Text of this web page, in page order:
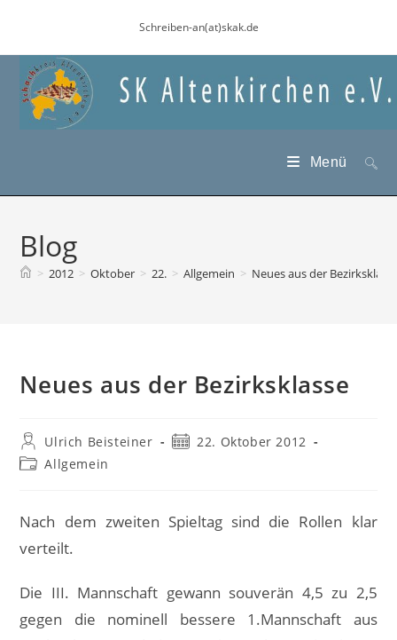
springen
Schreiben-an(at)skak.de
Menü
Blog
> 2012 > Oktober > 22. > Allgemein > Neues aus der
Neues aus der Bezirksklasse
Beitrags-
Autor:
Ulrich Beisteiner
Beitrag22. Oktober 2012
Beitrags-
Allgemein
Nach dem zweiten Spieltag sind die Rollen klar
verteilt.
Die III. Mannschaft gewann souverän 4,5 zu 2,5
gegen die nominell bessere 1.Mannschaft aus